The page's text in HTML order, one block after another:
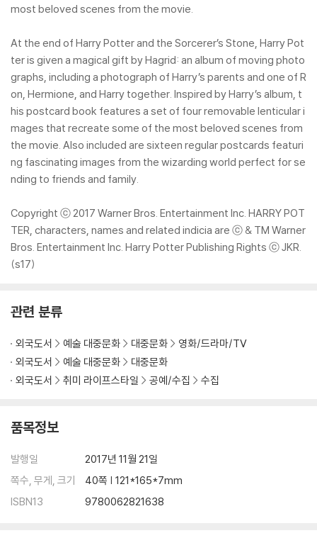
most beloved scenes from the movie.
At the end of Harry Potter and the Sorcerer’s Stone, Harry Pot
ter is given a magical gift by Hagrid: an album of moving photo
graphs, including a photograph of Harry’s parents and one of R
on, Hermione, and Harry together. Inspired by Harry’s album, t
his postcard book features a set of four removable lenticular i
mages that recreate some of the most beloved scenes from
the movie. Also included are sixteen regular postcards featuri
ng fascinating images from the wizarding world perfect for se
nding to friends and family.
Copyright ⓒ 2017 Warner Bros. Entertainment Inc. HARRY POT
TER, characters, names and related indicia are ⓒ & TM Warner
Bros. Entertainment Inc. Harry Potter Publishing Rights ⓒ JKR.
(s17)
관련 분류
외국도서 예술 대중문화 대중문화
영화/드라마/TV
외국도서
예술 대중문화
대중문화
외국도서
취미 라이프스타일 공예/수집 수집
품목정보
발행일
2017년 11월 21일
쪽수, 무게, 크기
40쪽 | 121*165*7mm
ISBN13
9780062821638